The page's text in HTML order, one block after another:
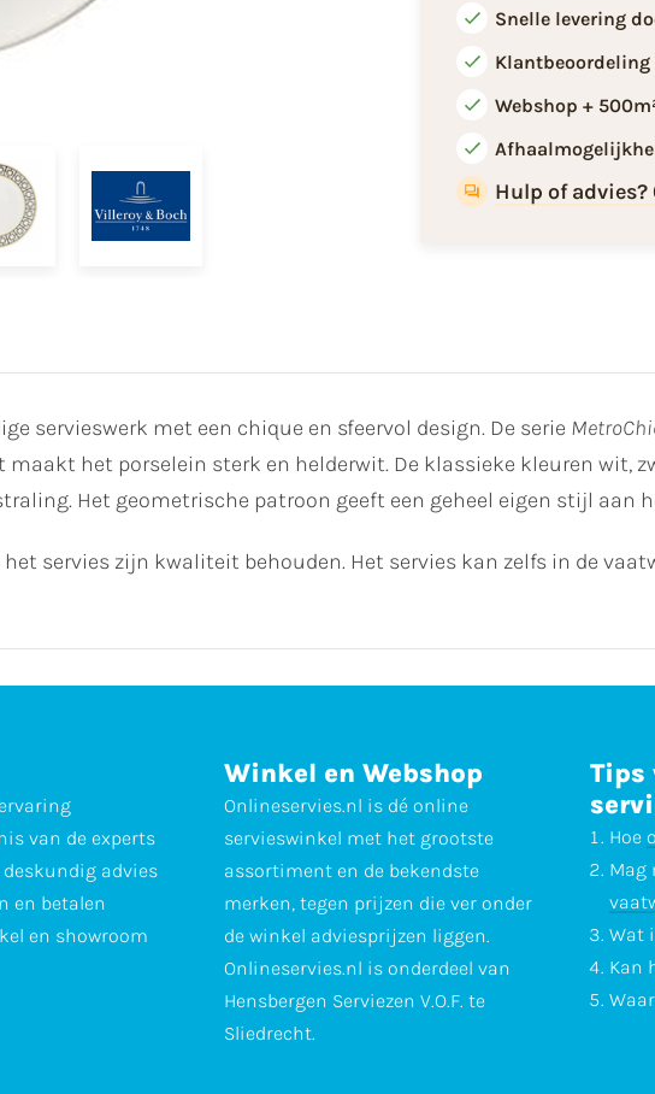
Snelle levering
Klantbeoordeling
Webshop +
Hulp of advies?
servieswerk met een chique en sfeervol design. De serie
het porselein sterk en helderwit. De klassieke kleuren wit,
Het geometrische patroon geeft een geheel eigen stijl aan
servies zijn kwaliteit behouden. Het servies kan zelfs in de
van de experts
advies
en betalen
en showroom
Winkel en Webshop
Onlineservies.nl is dé online
servieswinkel met het grootste
assortiment en de bekendste
merken, tegen prijzen die ver onder
de winkel adviesprijzen liggen.
Onlineservies.nl is onderdeel van
Hensbergen Serviezen V.O.F. te
Sliedrecht.
Tips
Hoe
Mag
Wat
Kan